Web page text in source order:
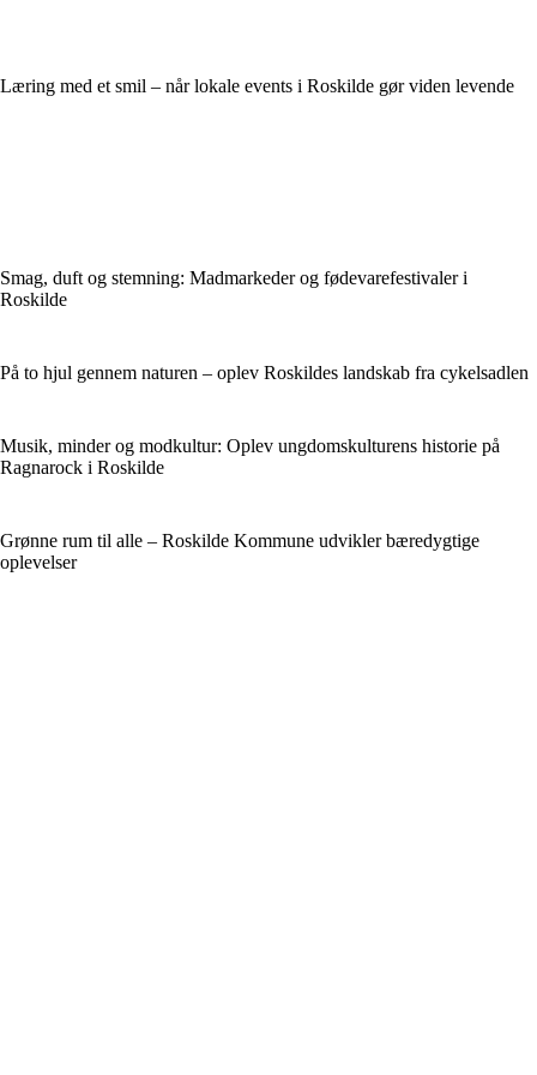
Læring med et smil – når lokale events i Roskilde gør viden levende
Smag, duft og stemning: Madmarkeder og fødevarefestivaler i
Roskilde
På to hjul gennem naturen – oplev Roskildes landskab fra cykelsadlen
Musik, minder og modkultur: Oplev ungdomskulturens historie på
Ragnarock i Roskilde
Grønne rum til alle – Roskilde Kommune udvikler bæredygtige
oplevelser